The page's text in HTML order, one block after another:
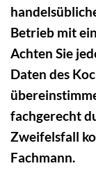
Betrieb mit
Achten Sie
Daten des
fachgerecht
Zweifelsfall
Fachmann.